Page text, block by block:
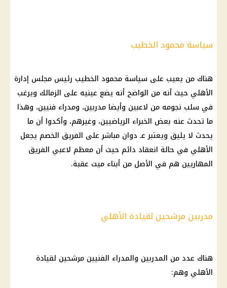
سياسة محمود الخطيب
هناك من يعيب على سياسة محمود الخطيب رئيس مجلس إدارة
الأهلي حيث أنه من الواضح أنه يضع عينيه على الزمالك ويرغب
في سلب نجومه من لاعبين وأيضا مدربين، ومدراء فنيين، وهذا
ما تحدث عنه بعض الخبراء الرياضيين، وغيرهم، وأكدوا أن ما
يحدث لا يليق ويعتبر عـ دوان مباشر على الفريق الخصم يجعل
الأهلي في حالة انعقاد دائم حيث أن معظم لاعبي الفريق
المهاريين هم في الأصل من أبناء ميت عقبة.
مدربين مرشحين لقيادة الأهلي
هناك عدد من المدربين والمدراء الفنيين مرشحين لقيادة
الأهلي وهم: